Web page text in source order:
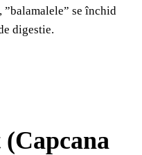
”balamalele” se închid
digestie.